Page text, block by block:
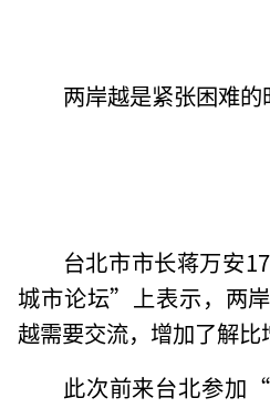
两岸越是紧张困难的
台北市市长蒋万安
城市论坛”上表示，两
越需要交流，增加了解比
此次前来台北参加